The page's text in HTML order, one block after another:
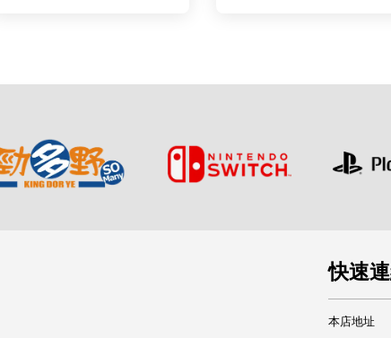
快速
本店地址